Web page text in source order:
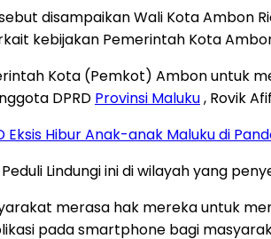
disampaikan Wali Kota Ambon
kebijakan Pemerintah Kota
Kota (Pemkot) Ambon untuk
DPRD Provinsi Maluku, Rovik
Eksis Hibur Anak-anak Maluku di
Lindungi ini di wilayah yang
merasa hak mereka untuk
pada smartphone bagi